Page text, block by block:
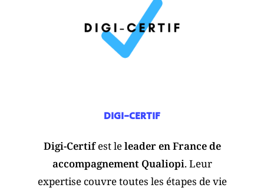
DIGI-CERTIF
Digi-Certifest leleader en France de
accompagnement Qualiopi. Leur
expertise couvre toutes les étapes de vie